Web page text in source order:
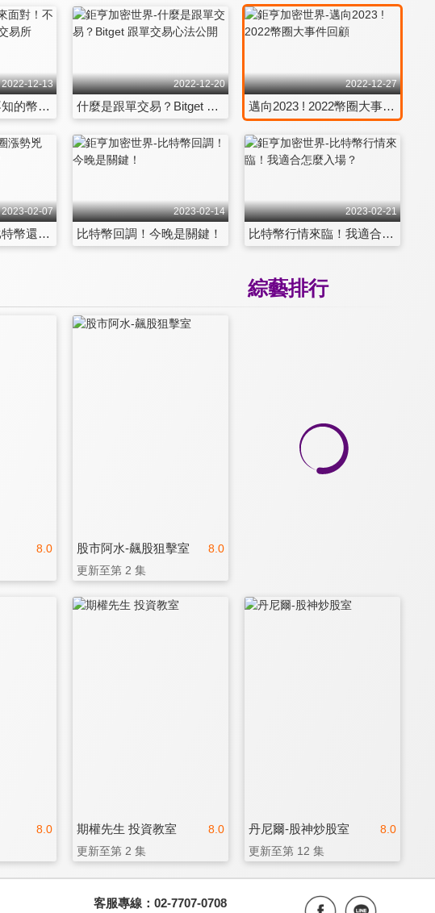
2022-12-13
出來面對！不可不知的幣圈Bitget交易所
2022-12-20
什麼是跟單交易？Bitget 跟單交易心法公開
2022-12-27
邁向2023 ! 2022幣圈大事件回顧
2023-02-07
幣圈漲勢兇猛？比特幣還能買？
2023-02-14
比特幣回調！今晚是關鍵！
2023-02-21
比特幣行情來臨！我適合怎麼入場？
綜藝排行
8.0 8.0
股市阿水-飆股狙擊室
更新至第 2 集
8.0 8.0
期權先生 投資教室
更新至第 2 集
8.0
丹尼爾-股神炒股室
更新至第 12 集
客服專線：02-7707-0708